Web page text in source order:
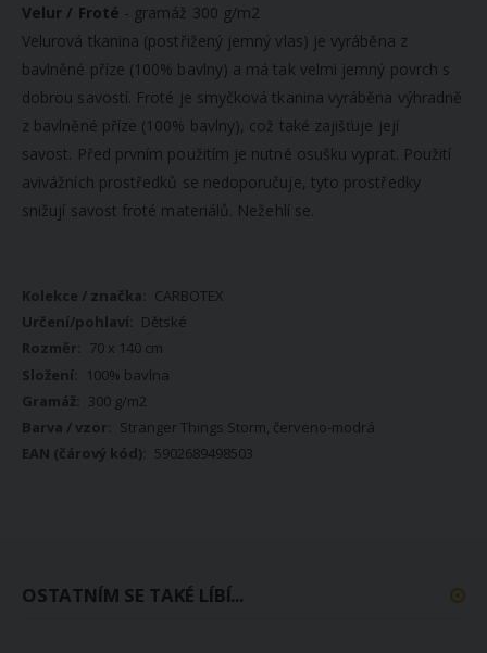
Velur / Froté - gramáž 300 g/m2
Velurová tkanina (postřižený jemný vlas) je vyráběna z
bavlněné příze (100% bavlny) a má tak velmi jemný povrch s
dobrou savostí. Froté je smyčková tkanina vyráběna výhradně
z bavlněné příze (100% bavlny), což také zajišťuje její
savost. Před prvním použitím je nutné osušku vyprat. Použití
avivážních prostředků se nedoporučuje, tyto prostředky
snižují savost froté materiálů. Nežehlí se.
Více
informací
CARBOTEX
Dětské
70 x 140 cm
100% bavlna
300 g/m2
Stranger Things Storm, červeno-modrá
5902689498503
OSTATNÍM SE TAKÉ LÍBÍ...